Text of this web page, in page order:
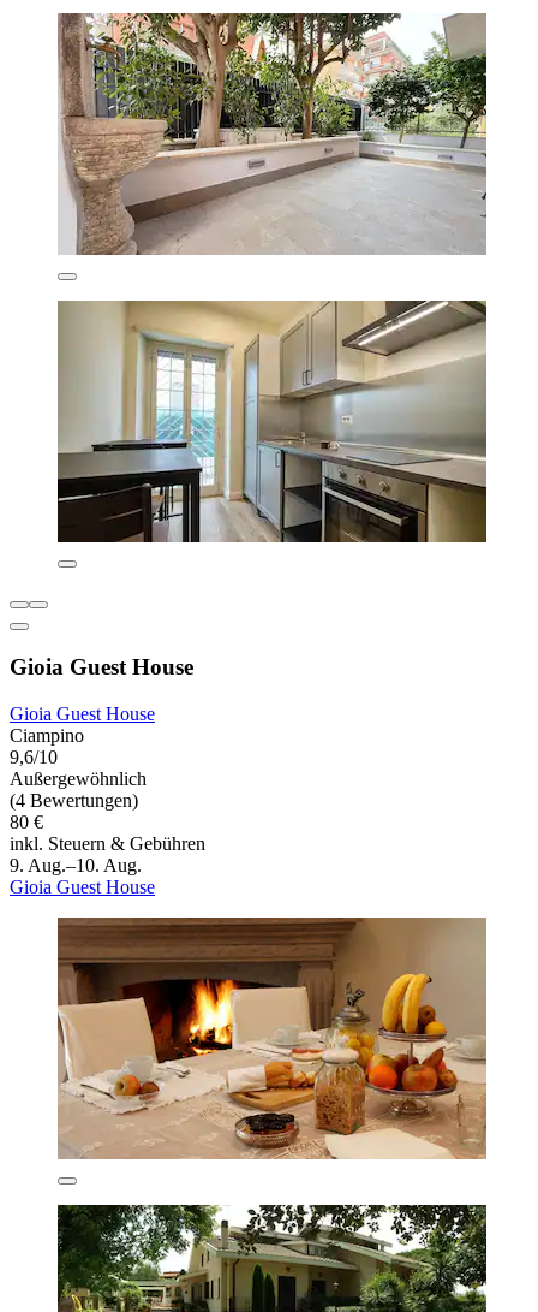
Gioia Guest House
Gioia Guest House
Ciampino
9,6/10
Außergewöhnlich
(4 Bewertungen)
80 €
inkl. Steuern & Gebühren
9. Aug.–10. Aug.
Gioia Guest House